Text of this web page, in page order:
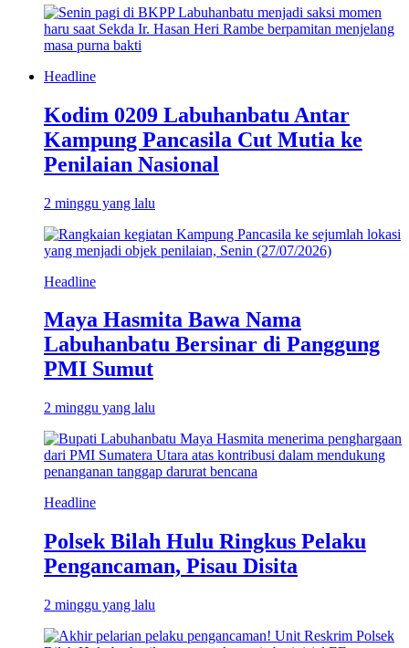
Headline
Kodim 0209 Labuhanbatu Antar
Kampung Pancasila Cut Mutia ke
Penilaian Nasional
2 minggu yang lalu
Headline
Maya Hasmita Bawa Nama
Labuhanbatu Bersinar di Panggung
PMI Sumut
2 minggu yang lalu
Headline
Polsek Bilah Hulu Ringkus Pelaku
Pengancaman, Pisau Disita
2 minggu yang lalu